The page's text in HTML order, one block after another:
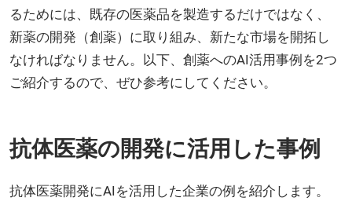
るためには、既存の医薬品を製造するだけではなく、
新薬の開発（創薬）に取り組み、新たな市場を開拓し
なければなりません。以下、創薬へのAI活用事例を2つ
ご紹介するので、ぜひ参考にしてください。
抗体医薬の開発に活用した事例
抗体医薬開発にAIを活用した企業の例を紹介します。